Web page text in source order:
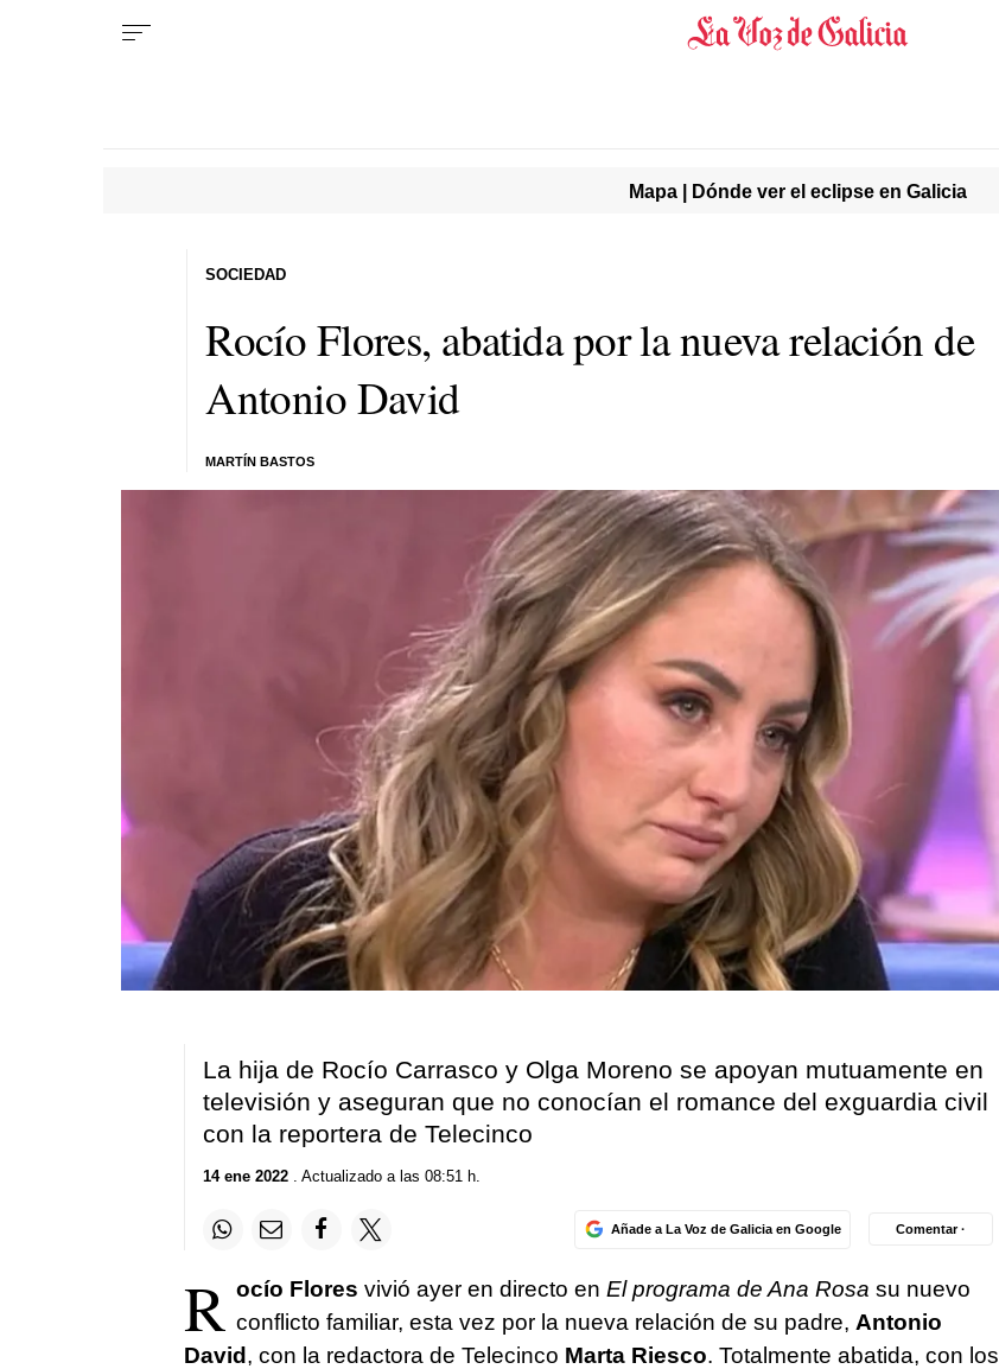
Mapa | Dónde ver el eclipse en Galicia
Rocío Flores, abatida por la nueva relación de
Antonio David
MARTÍN BASTOS
SOCIEDAD
La hija de Rocío Carrasco y Olga Moreno se apoyan mutuamente en
televisión y aseguran que no conocían el romance del exguardia civil
con la reportera de Telecinco
14 ene 2022. Actualizado a las 08:51 h.
Añade a La Voz de Galicia en Google Comentar ·
R ocío Flores vivió ayer en directo en El programa de Ana Rosa su nuevo
conflicto familiar, esta vez por la nueva relación de su padre, Antonio
David, con la redactora de Telecinco Marta Riesco. Totalmente abatida, con los